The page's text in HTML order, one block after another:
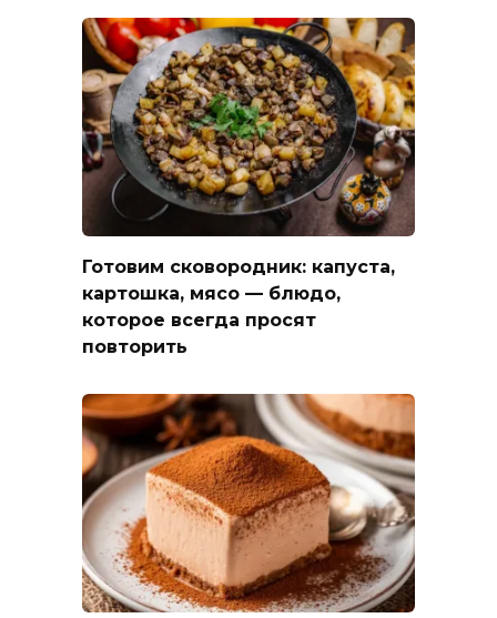
Готовим сковородник: капуста,
картошка, мясо — блюдо,
которое всегда просят
повторить